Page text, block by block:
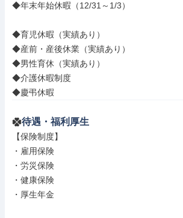
◆年末年始休暇（12/31～1/3）
◆育児休暇（実績あり）
◆産前・産後休業（実績あり）
◆男性育休（実績あり）
◆介護休暇制度
◆慶弔休暇
待遇・福利厚生
【保険制度】
・雇用保険
・労災保険
・健康保険
・厚生年金